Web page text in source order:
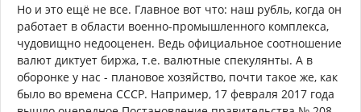
Но и это ещё не все. Главное вот что: наш рубль, когда он
работает в области военно-промышленного комплекса,
чудовищно недооценен. Ведь официальное соотношение
валют диктует биржа, т.е. валютные спекулянты. А в
оборонке у нас - плановое хозяйство, почти такое же, как
было во времена СССР. Например, 17 февраля 2017 года